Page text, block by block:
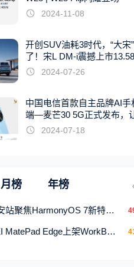
2024-11-08
开创SUV油耗3时代，“大宋
了！宋L DM-i震撼上市
起
2024-07-26
中国电信首款自主品牌AI手
端—麦芒30 5G正式发布，
触手可及2024-07-18
月榜 年榜
HDD西安站聚焦HarmonyOS 7新特性，解锁从互联到智能的应用开发新范式
HUAWEI MatePad Edge上架WorkBuddy鸿蒙PC版，说话就能干活的AI办公搭子